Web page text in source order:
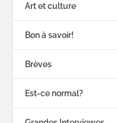
Art et culture
Bon à savoir!
Brèves
Est-ce normal?